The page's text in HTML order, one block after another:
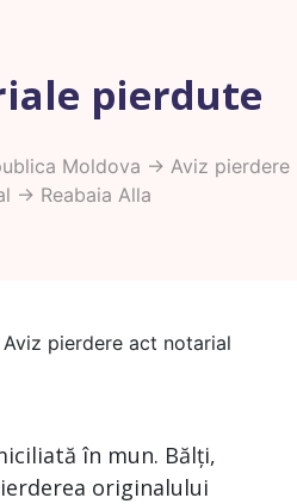
pierdute
Moldova -> Aviz pierdere
-> Reabaia Alla
Aviz pierdere act notarial
în mun. Bălți,
originalului